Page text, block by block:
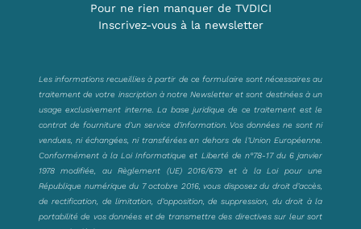
Pour ne rien manquer de TVDICI
Inscrivez-vous à la newsletter
Les informations recueillies à partir de ce formulaire sont nécessaires au
traitement de votre inscription à notre Newsletter et sont destinées à un
usage exclusivement interne. La base juridique de ce traitement est le
contrat de fourniture d’un service d’information. Vos données ne sont ni
vendues, ni échangées, ni transférées en dehors de l’Union Européenne.
Conformément à la Loi Informatique et Liberté de n°78-17 du 6 janvier
1978 modifiée, au Règlement (UE) 2016/679 et à la Loi pour une
République numérique du 7 octobre 2016, vous disposez du droit d’accès,
de rectification, de limitation, d’opposition, de suppression, du droit à la
portabilité de vos données et de transmettre des directives sur leur sort